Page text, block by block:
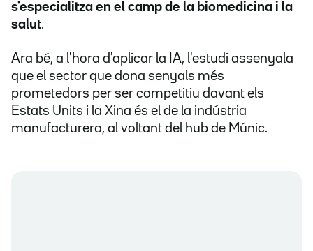
s'especialitza en el camp de la biomedicina i la
salut.
Ara bé, a l'hora d'aplicar la IA, l'estudi assenyala
que el sector que dona senyals més
prometedors per ser competitiu davant els
Estats Units i la Xina és el de la indústria
manufacturera, al voltant del hub de Múnic.